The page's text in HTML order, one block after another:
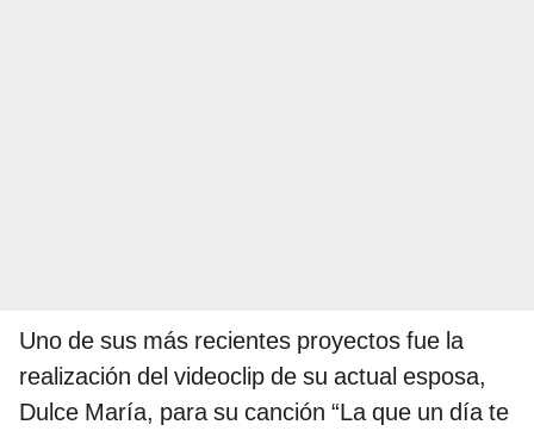
Uno de sus más recientes proyectos fue la
realización del videoclip de su actual esposa,
Dulce María, para su canción “La que un día te